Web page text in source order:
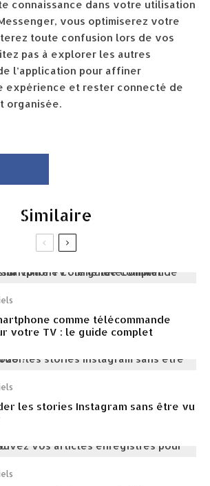
connaissance dans votre utilisation
vous optimiserez votre
toute confusion lors de vos
pas à explorer les autres
l’application pour affiner
expérience et rester connecté de
organisée.
Similaire
comme télécommande
votre TV : le guide complet
les stories Instagram sans être vu